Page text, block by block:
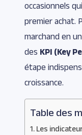
occasionnels
premier achat.
marchand en
des KPI (Key
étape
croissance.
Table des
Les